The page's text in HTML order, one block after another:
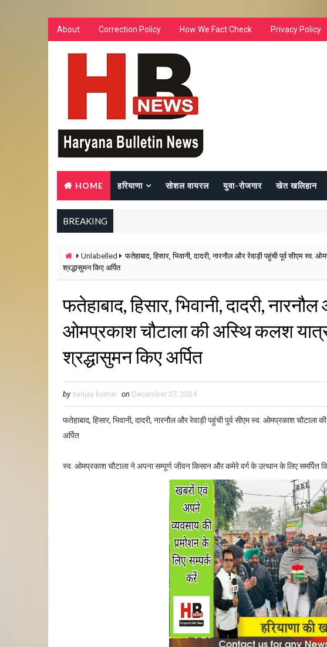
About Correction Policy How We Fact Check Privacy Policy
HOME हरियाणा सोशल वायरल युवा-रोजगार खेत खलिहान
BREAKING
Unlabelled
फतेहाबाद, हिसार, भिवानी, दादरी, नारनौल और रेवाड़ी पहुंची पूर्व सीएम
श्रद्धासुमन किए अर्पित
फतेहाबाद, हिसार, भिवानी, दादरी,
ओमप्रकाश चौटाला की अस्थि कलश
श्रद्धासुमन किए अर्पित
by sanjay kumar on December 27, 2024
फतेहाबाद, हिसार, भिवानी, दादरी, नारनौल और रेवाड़ी पहुंची पूर्व सीएम स्व. ओमप्रकाश
अर्पित
स्व. ओमप्रकाश चौटाला ने अपना सम्पूर्ण जीवन किसान और कमेरे वर्ग के उत्थान के लिए समर्पित